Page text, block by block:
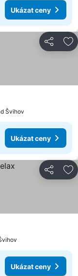
Ukázat ceny
Sdílet
Švihov
Ukázat ceny
Sdílet
Ukázat ceny